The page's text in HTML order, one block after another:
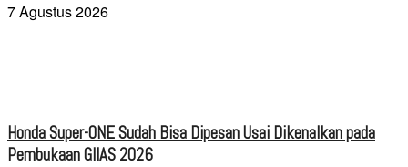
7 Agustus 2026
Honda Super-ONE Sudah Bisa Dipesan Usai Dikenalkan pada
Pembukaan GIIAS 2026